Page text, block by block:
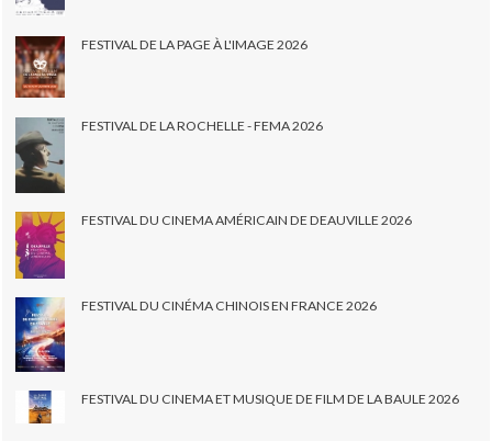
FESTIVAL DE LA PAGE À L'IMAGE 2026
FESTIVAL DE LA ROCHELLE - FEMA 2026
FESTIVAL DU CINEMA AMÉRICAIN DE DEAUVILLE 2026
FESTIVAL DU CINÉMA CHINOIS EN FRANCE 2026
FESTIVAL DU CINEMA ET MUSIQUE DE FILM DE LA BAULE 2026